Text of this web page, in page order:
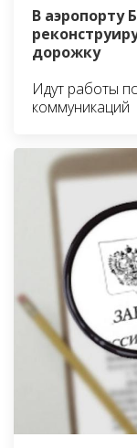
В аэропорту
дорожку
Идут работы
коммуникаций